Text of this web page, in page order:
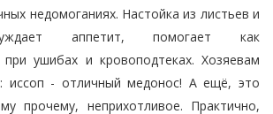
недомоганиях. Настойка из листьев и
аппетит, помогает как
ушибах и кровоподтеках. Хозяевам
иссоп - отличный медонос! А ещё, это
прочему, неприхотливое. Практично,